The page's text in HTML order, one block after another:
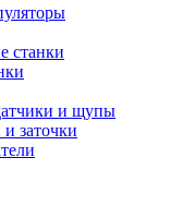
станки
и щупы
заточки